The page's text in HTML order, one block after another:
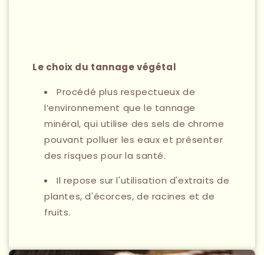
Le choix du tannage végétal
Procédé plus respectueux de
l’environnement que le tannage
minéral, qui utilise des sels de chrome
pouvant polluer les eaux et présenter
des risques pour la santé.
Il repose sur l'utilisation d'extraits de
plantes, d'écorces, de racines et de
fruits.